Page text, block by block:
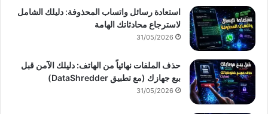
استعادة رسائل واتساب المحذوفة: دليلك الشامل
لاسترجاع محادثاتك الهامة
31/05/2026
حذف الملفات نهائياً من الهاتف: دليلك الآمن قبل
بيع جهازك (مع تطبيق DataShredder)
31/05/2026